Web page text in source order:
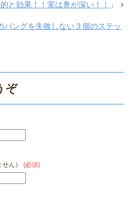
と効果！！実は奥が深い！！ 」
バングを失敗しない３個のステッ
ぞ
ん） (必須)